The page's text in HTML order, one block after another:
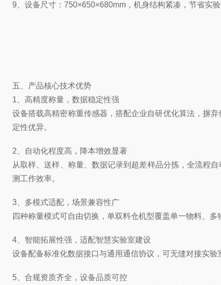
9、设备尺寸：750×650×680mm，机身结构紧凑，节省实
五、产品核心技术优势
1、高精度称量，数据稳定性强
设备搭载高精密称重传感器，搭配企业自研优化算法，摒
定性优异。
2、自动化程度高，降本增效显著
从取样、送样、称量、数据记录到超差样品分拣，全流程
测工作效率。
3、多模式适配，场景兼容性广
四种称量模式可自由切换，单双料仓机型覆盖单一物料、
4、智能拓展性强，适配智慧实验室建设
设备配备标准化数据接口与通用通信协议，可无缝对接实
5、合规资质齐全，设备品质可控